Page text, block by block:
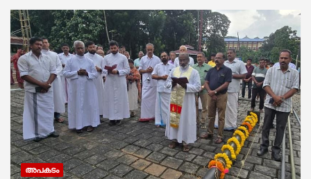
അപകടം